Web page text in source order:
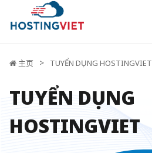
主页 TUYỂN DỤNG HOSTINGVIET
TUYỂN DỤNG
HOSTINGVIET